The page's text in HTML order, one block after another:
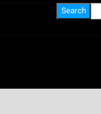
Search